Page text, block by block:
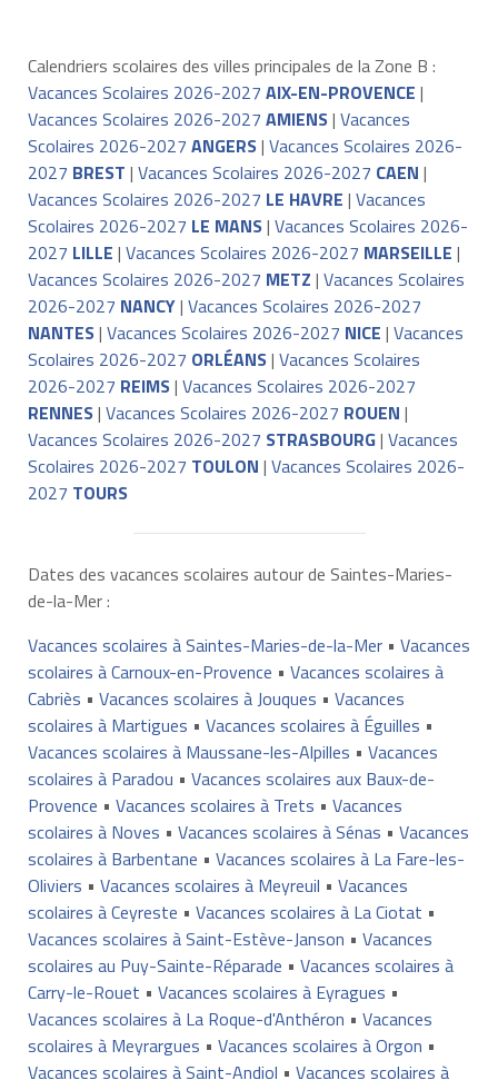
Calendriers scolaires des villes principales de la Zone B :
Vacances Scolaires 2026-2027 AIX-EN-PROVENCE |
Vacances Scolaires 2026-2027 AMIENS| Vacances
Scolaires 2026-2027 ANGERS| Vacances Scolaires 2026-
2027 BREST | Vacances Scolaires 2026-2027 CAEN |
Vacances Scolaires 2026-2027 LE HAVRE | Vacances
Scolaires 2026-2027 LE MANS| Vacances Scolaires 2026-
2027 LILLE | Vacances Scolaires 2026-2027 MARSEILLE |
Vacances Scolaires 2026-2027 METZ | Vacances Scolaires
2026-2027 NANCY| Vacances Scolaires 2026-2027
NANTES| Vacances Scolaires 2026-2027 NICE | Vacances
Scolaires 2026-2027 ORLÉANS| Vacances Scolaires
2026-2027 REIMS| Vacances Scolaires 2026-2027
RENNES| Vacances Scolaires 2026-2027 ROUEN |
Vacances Scolaires 2026-2027 STRASBOURG| Vacances
Scolaires 2026-2027 TOULON | Vacances Scolaires 2026-
2027 TOURS
Dates des vacances scolaires autour de Saintes-Maries-
de-la-Mer :
Vacances scolaires à Saintes-Maries-de-la-Mer• Vacances
scolaires à Carnoux-en-Provence • Vacances scolaires à
Cabriès • Vacances scolaires à Jouques • Vacances
scolaires à Martigues • Vacances scolaires à Éguilles •
Vacances scolaires à Maussane-les-Alpilles • Vacances
scolaires à Paradou • Vacances scolaires aux Baux-de-
Provence • Vacances scolaires à Trets • Vacances
scolaires à Noves • Vacances scolaires à Sénas • Vacances
scolaires à Barbentane • Vacances scolaires à La Fare-les-
Oliviers • Vacances scolaires à Meyreuil • Vacances
scolaires à Ceyreste • Vacances scolaires à La Ciotat •
Vacances scolaires à Saint-Estève-Janson • Vacances
scolaires au Puy-Sainte-Réparade • Vacances scolaires à
Carry-le-Rouet • Vacances scolaires à Eyragues •
Vacances scolaires à La Roque-d'Anthéron • Vacances
scolaires à Meyrargues • Vacances scolaires à Orgon •
Vacances scolaires à Saint-Andiol • Vacances scolaires à